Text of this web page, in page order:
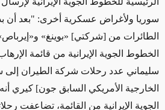
سوريا ولأغراض عسكرية أخرى: "بعد أن
الطائرات من [شركتي] «بوينغ» و« إيرباص
الخطوط الجوية الإيرانية من قائمة
سليماني عدد رحلات شركة الطيران إلى
الخارجية الأمريكي السابق جون] كيري
الجوية الإيرانية من القائمة، تضاعفت